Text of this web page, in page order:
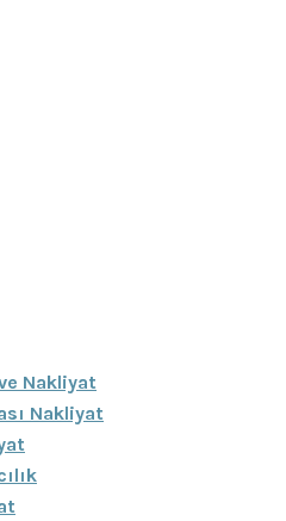
Nakliyat
Nakliyat